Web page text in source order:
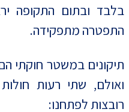
בלבד ובתום התקופה
התפטרה מתפקידה.
תיקונים במשטר חוקתי
ואולם, שתי רעות
רובצות לפתחנו: